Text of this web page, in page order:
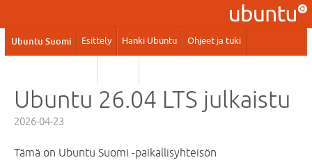
Ubuntu Suomi Esittely Hanki Ubuntu Ohjeet ja tuki
Ubuntu 26.04 LTS julkaistu
2026-04-23
Tämä on Ubuntu Suomi -paikallisyhteisön